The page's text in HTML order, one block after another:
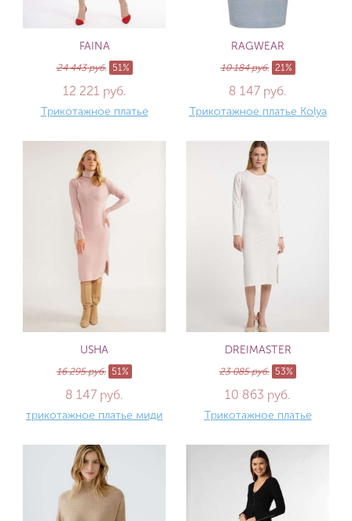
FAINA
24 443 руб. 51%
12 221 руб.
Трикотажное платье
RAGWEAR
10 184 руб. 21%
8 147 руб.
Трикотажное платье Kolya
USHA
16 295 руб. 51%
8 147 руб.
трикотажное платье миди
DREIMASTER
23 085 руб. 53%
10 863 руб.
Трикотажное платье